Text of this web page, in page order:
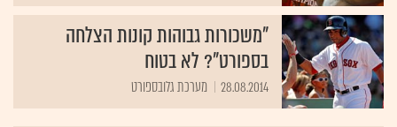
"משכורות גבוהות קונות הצלחה
בספורט"? לא בטוח
28.08.2014 מערכת גלובספורט